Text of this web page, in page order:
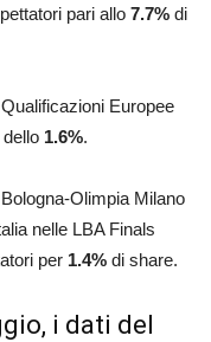
pari allo 7.7% di
Europee
1.6%.
Olimpia Milano
nelle LBA Finals
per 1.4% di share.
i dati del